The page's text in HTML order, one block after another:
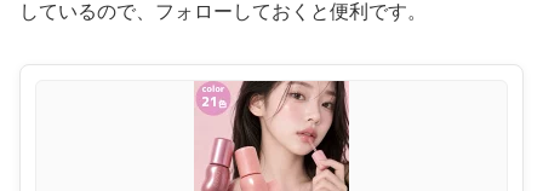
しているので、フォローしておくと便利です。